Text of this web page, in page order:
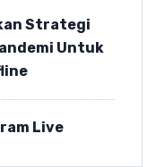
Strategi
Untuk
Live